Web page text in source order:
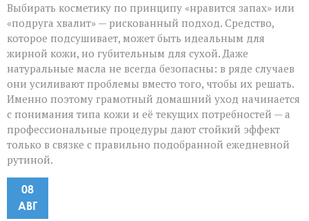
Выбирать косметику по принципу «нравится запах» или
«подруга хвалит» — рискованный подход. Средство,
которое подсушивает, может быть идеальным для
жирной кожи, но губительным для сухой. Даже
натуральные масла не всегда безопасны: в ряде случаев
они усиливают проблемы вместо того, чтобы их решать.
Именно поэтому грамотный домашний уход начинается
с понимания типа кожи и её текущих потребностей — а
профессиональные процедуры дают стойкий эффект
только в связке с правильно подобранной ежедневной
рутиной.
08
АВГ